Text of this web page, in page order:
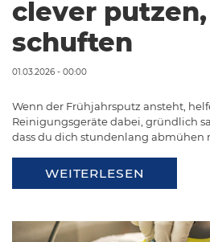
clever
schuften
01.03.2026 - 00:00
Wenn der Frühjahrsputz ansteht,
Reinigungsgeräte dabei, gründlich
dass du dich stundenlang abmühen
WEITERLESEN